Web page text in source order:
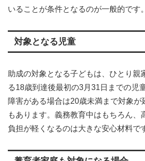
いることが条件となるのが一般的です。
対象となる児童
助成の対象となる子どもは、ひとり親
る18歳到達後最初の3月31日までの児
障害がある場合は20歳未満まで対象が
もあります。義務教育中はもちろん、
負担が軽くなるのは大きな安心材料で